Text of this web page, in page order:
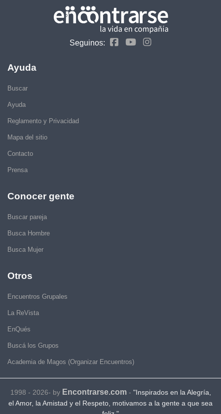
Seguinos:
Ayuda
Buscar
Ayuda
Reglamento y Privacidad
Mapa del sitio
Contacto
Prensa
Conocer gente
Buscar pareja
Busca Hombre
Busca Mujer
Otros
Encuentros Grupales
La ReVista
EnQués
Buscá los Grupos
Academia de Magos (Organizar Encuentros)
1998 - 2026- by Encontrarse.com- "Inspirados en la Alegría,
el Amor, la Amistad y el Respeto, motivamos a la gente a que sea